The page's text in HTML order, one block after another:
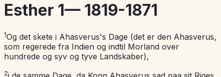
Esther 1— 1819-1871
1Og det skete i Ahasverus's Dage (det er den Ahasverus,
som regerede fra Indien og indtil Morland over
hundrede og syv og tyve Landskaber),
2